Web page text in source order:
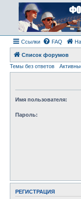
Ссылки FAQ
Список форумов
Темы без ответов
Имя пользователя:
Пароль:
РЕГИСТРАЦИЯ